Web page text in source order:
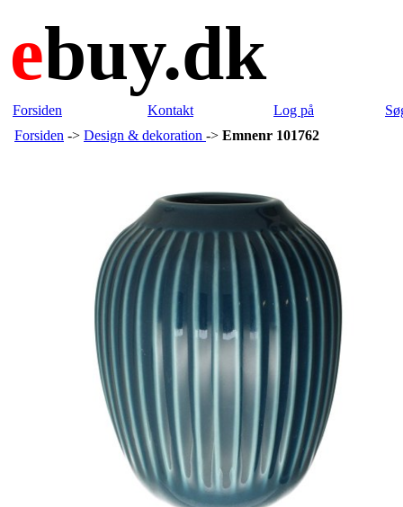
ebuy.dk
Forsiden Kontakt Log på
Forsiden -> Design & dekoration -> Emnenr 101762